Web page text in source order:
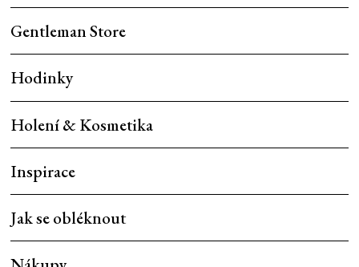
Gentleman Store
Hodinky
Holení & Kosmetika
Inspirace
Jak se obléknout